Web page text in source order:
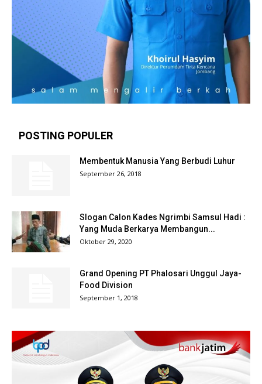
POSTING POPULER
Membentuk Manusia Yang Berbudi Luhur
September 26, 2018
Slogan Calon Kades Ngrimbi Samsul Hadi :
Yang Muda Berkarya Membangun...
Oktober 29, 2020
Grand Opening PT Phalosari Unggul Jaya-
Food Division
September 1, 2018